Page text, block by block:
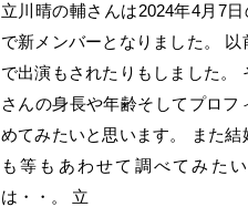
立川晴の輔さんは2024年4月7
で新メンバーとなりました。
で出演もされたりもしました。
さんの身長や年齢そしてプロフ
めてみたいと思います。 また
も等もあわせて調べてみた
は・・。 立